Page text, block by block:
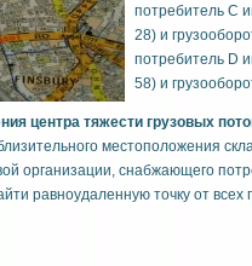
потребитель С
28) и
потребитель D
58) и
центра тяжести грузовых
местоположения
организации, снабжающего
равноудаленную точку от всех